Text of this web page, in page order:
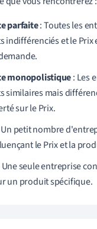
parfaite: Toutes les
indifférenciés et le Prix
monopolistique: Les
similaires mais
sur le Prix.
Un petit nombre
le Prix et la
Une seule entreprise
un produit spécifique.